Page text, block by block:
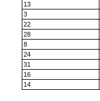
13
3
22
28
8
24
31
16
14